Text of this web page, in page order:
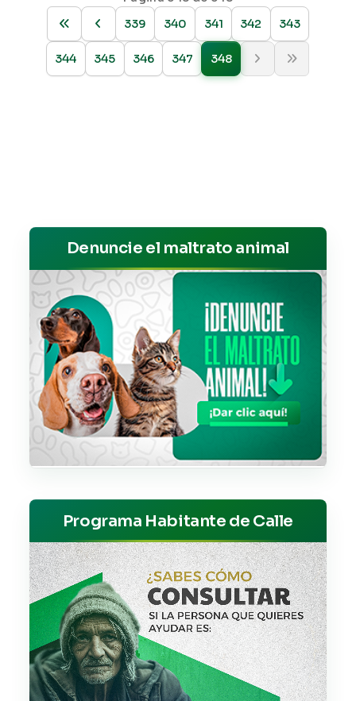
339
340 341 342 343
344 345 346 347 348
Denuncie el maltrato animal
Programa Habitante de Calle